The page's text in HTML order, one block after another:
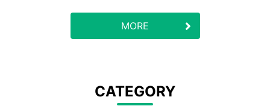
MORE
CATEGORY